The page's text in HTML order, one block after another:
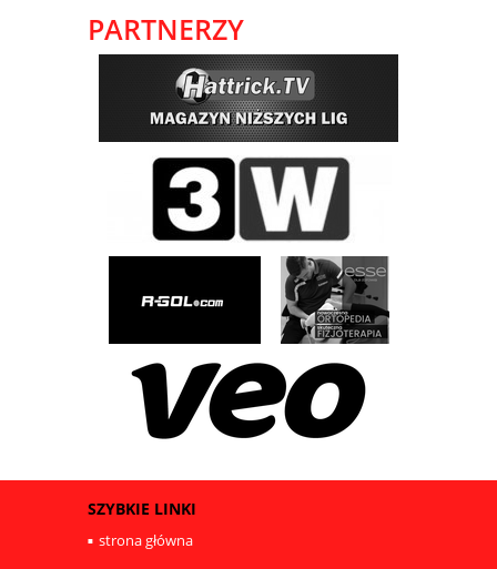
PARTNERZY
SZYBKIE LINKI
strona główna